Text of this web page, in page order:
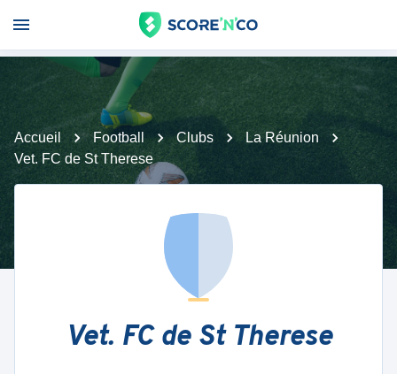
Accueil Football Clubs
La Réunion
Vet. FC de St Therese
Vet. FC de St Therese